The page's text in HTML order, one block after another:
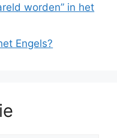
worden” in het
Engels?